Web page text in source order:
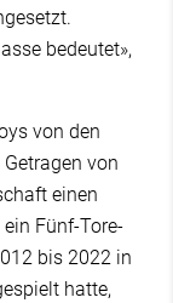
bedeutet»,
von den
von
einen
Fünf-Tore-
bis 2022 in
hatte,